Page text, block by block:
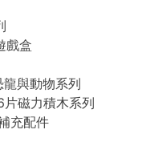
戲盒
與動物系列
磁力積木系列
充配件